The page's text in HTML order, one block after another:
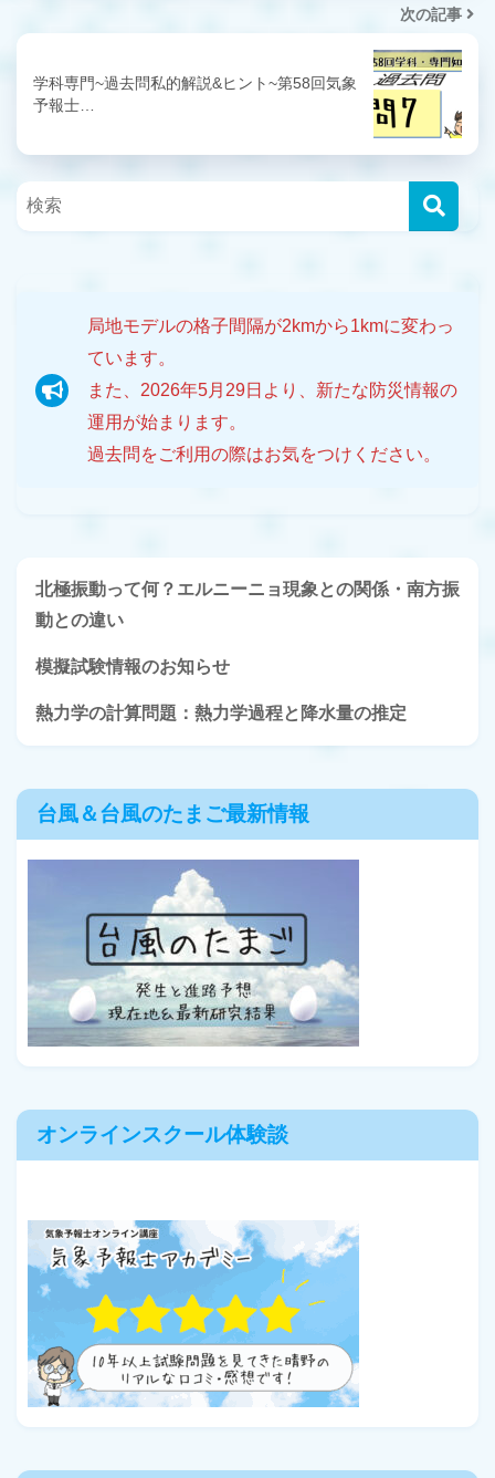
次の記事
学科専門~過去問私的解説&ヒント~第58回気象
予報士…
局地モデルの格子間隔が2kmから1kmに変わっ
ています。
また、2026年5月29日より、新たな防災情報の
運用が始まります。
過去問をご利用の際はお気をつけください。
北極振動って何？エルニーニョ現象との関係・南方振
動との違い
模擬試験情報のお知らせ
熱力学の計算問題：熱力学過程と降水量の推定
台風＆台風のたまご最新情報
オンラインスクール体験談